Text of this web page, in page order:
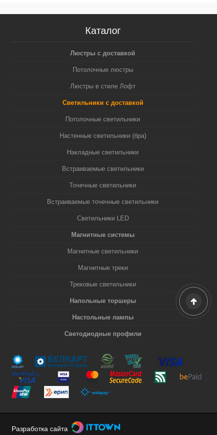
Каталог
Люстры с доставкой
Потолочные люстры
Люстры в стиле Лофт
Светильники с доставкой
Потолочные светильники
Настенные светильники (бра)
Накладные светильники
Встраиваемые светильники
Точечные светильники
Встраиваемые точечные светильники
Светильники LED
Магнитные системы
Магнитные светильники
Магнитные треки
Трековые светильники
Напольные торшеры
Настольные лампы
Светодиодные профили
Разработка сайта